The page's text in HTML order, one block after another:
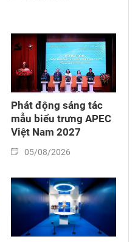
Phát động sáng tác
mẫu biểu trưng APEC
Việt Nam 2027
05/08/2026